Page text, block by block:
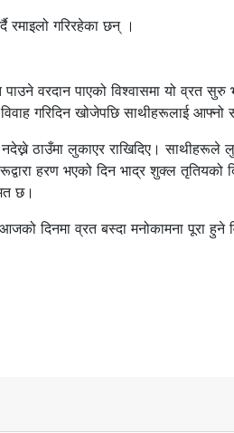
रमाइलो गरिरहेका छन् ।
वरदान पाएको विश्वासमा यो व्रत सुरु
विवाह गरिदिन खोजेपछि साथीहरूलाई
ठाउँमा लुकाएर राखिदिए। साथीहरूले
हरण भएको दिन भाद्र शुक्ल तृतियको
छ।
दिनमा व्रत बस्दा मनोकामना पूरा हुने